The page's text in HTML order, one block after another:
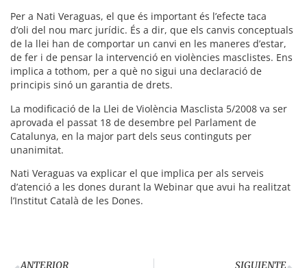
Per a Nati Veraguas, el que és important és l’efecte taca
d’oli del nou marc jurídic. És a dir, que els canvis conceptuals
de la llei han de comportar un canvi en les maneres d’estar,
de fer i de pensar la intervenció en violències masclistes. Ens
implica a tothom, per a què no sigui una declaració de
principis sinó un garantia de drets.
La modificació de la Llei de Violència Masclista 5/2008 va ser
aprovada el passat 18 de desembre pel Parlament de
Catalunya, en la major part dels seus continguts per
unanimitat.
Nati Veraguas va explicar el que implica per als serveis
d’atenció a les dones durant la Webinar que avui ha realitzat
l’Institut Català de les Dones.